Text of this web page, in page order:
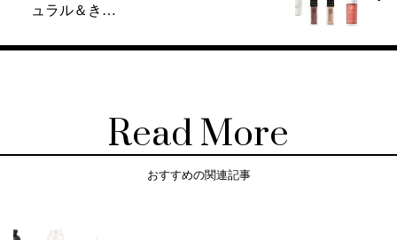
ュラル＆き…
Read More
おすすめの関連記事